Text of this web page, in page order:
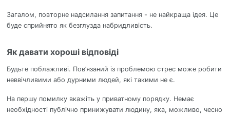
Загалом, повторне надсилання запитання - не найкраща ідея. Це
буде сприйнято як безглузда набридливість.
Як давати хороші відповіді
Будьте поблажливі. Пов’язаний із проблемою стрес може робити
неввічливими або дурними людей, які такими не є.
На першу помилку вкажіть у приватному порядку. Немає
необхідності публічно принижувати людину, яка, можливо, чесно